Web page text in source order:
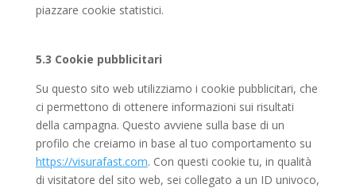
piazzare cookie statistici.
5.3 Cookie pubblicitari
Su questo sito web utilizziamo i cookie pubblicitari, che
ci permettono di ottenere informazioni sui risultati
della campagna. Questo avviene sulla base di un
profilo che creiamo in base al tuo comportamento su
https://visurafast.com. Con questi cookie tu, in qualità
di visitatore del sito web, sei collegato a un ID univoco,